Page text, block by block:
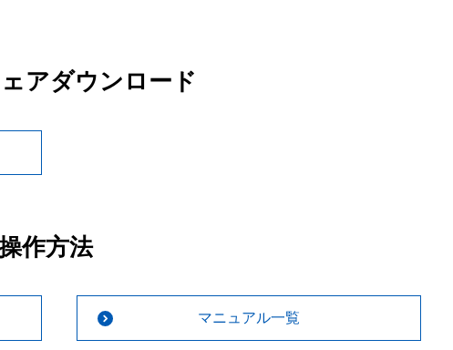
アダウンロード
作方法
マニュアル一覧